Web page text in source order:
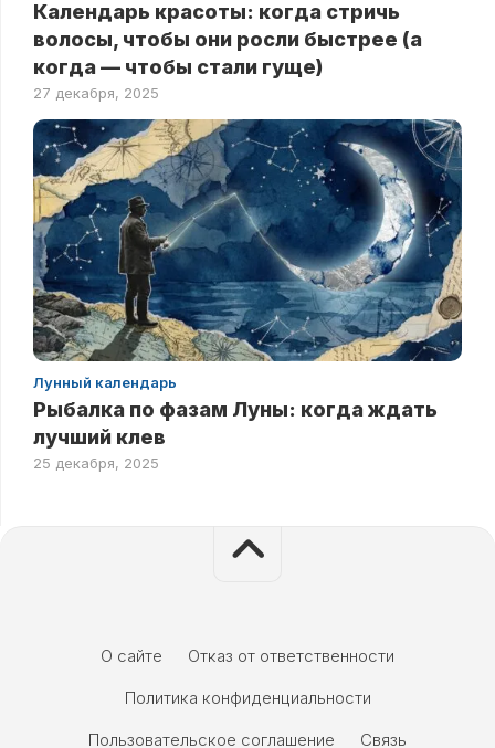
Календарь красоты: когда стричь
волосы, чтобы они росли быстрее (а
когда — чтобы стали гуще)
27 декабря, 2025
Лунный календарь
Рыбалка по фазам Луны: когда ждать
лучший клев
25 декабря, 2025
О сайте
Отказ от ответственности
Политика конфиденциальности
Пользовательское соглашение
Связь